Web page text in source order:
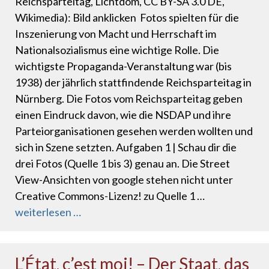
Wikimedia): Bild anklicken Fotos spielten für die
Inszenierung von Macht und Herrschaft im
Nationalsozialismus eine wichtige Rol­le. Die
wichtigste Propaganda-Veranstaltung war (bis
1938) der jährlich stattfindende Reichsparteitag in
Nürnberg. Die Fotos vom Reichsparteitag geben
einen Eindruck davon, wie die NSDAP und ihre
Parteior­ganisationen gesehen werden wollten und
sich in Szene setzten. Aufgaben 1 | Schau dir die
drei Fotos (Quelle 1 bis 3) genau an. Die Street
View-Ansichten von google stehen nicht unter
Creative Commons-Lizenz! zu Quelle 1 …
weiterlesen …
L’État, c’est moi! – Der Staat, das